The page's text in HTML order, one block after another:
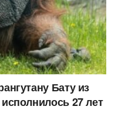
Бату из
27 лет